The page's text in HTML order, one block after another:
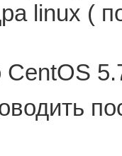
linux (
CentOS